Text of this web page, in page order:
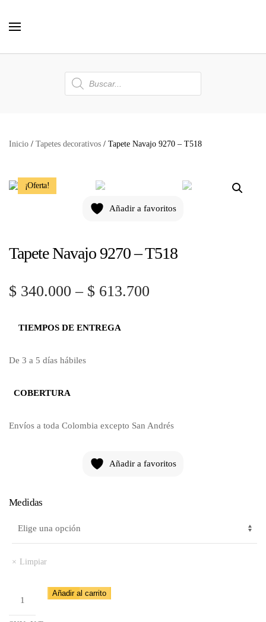
Búsqueda
de
productos
Inicio / Tapetes decorativos / Tapete Navajo 9270 – T518
¡Oferta!
Añadir a favoritos
Tapete Navajo 9270 – T518
$ 340.000 – $ 613.700
TIEMPOS DE ENTREGA
De 3 a 5 días hábiles
COBERTURA
Envíos a toda Colombia excepto San Andrés
Añadir a favoritos
Medidas
Limpiar
Añadir al carrito